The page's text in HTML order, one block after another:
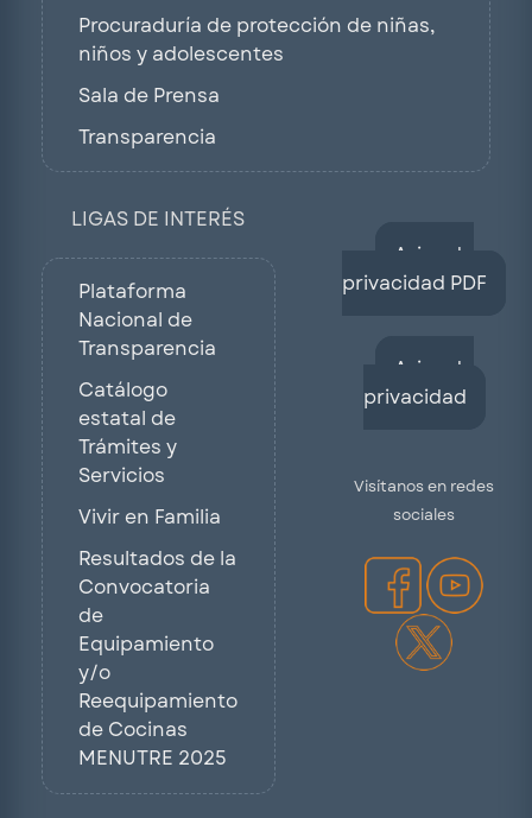
Procuraduría de protección de niñas,
niños y adolescentes
Sala de Prensa
Transparencia
LIGAS DE INTERÉS
Plataforma
Nacional de
Transparencia
Catálogo
estatal de
Trámites y
Servicios
Vivir en Familia
Resultados de la
Convocatoria
de
Equipamiento
y/o
Reequipamiento
de Cocinas
MENUTRE 2025
Aviso de
privacidad PDF
Aviso de
privacidad
Visítanos en redes
sociales